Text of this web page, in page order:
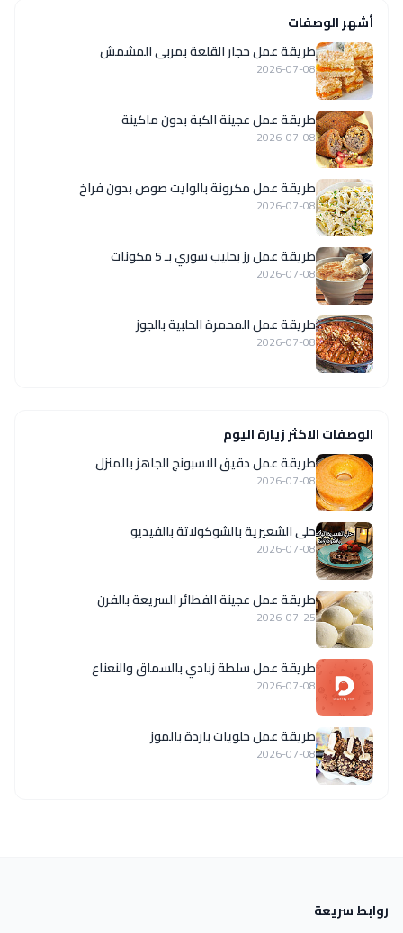
أشهر الوصفات
طريقة عمل حجار القلعة بمربى المشمش
2026-07-08
طريقة عمل عجينة الكبة بدون ماكينة
2026-07-08
طريقة عمل مكرونة بالوايت صوص بدون فراخ
2026-07-08
طريقة عمل رز بحليب سوري بـ 5 مكونات
2026-07-08
طريقة عمل المحمرة الحلبية بالجوز
2026-07-08
الوصفات الاكثر زيارة اليوم
طريقة عمل دقيق الاسبونج الجاهز بالمنزل
2026-07-08
حلى الشعيرية بالشوكولاتة بالفيديو
2026-07-08
طريقة عمل عجينة الفطائر السريعة بالفرن
2026-07-25
طريقة عمل سلطة زبادي بالسماق والنعناع
2026-07-08
طريقة عمل حلويات باردة بالموز
2026-07-08
روابط سريعة